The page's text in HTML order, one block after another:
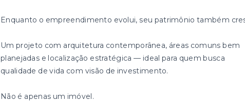
Enquanto o empreendimento evolui, seu patrimônio também
Um projeto com arquitetura contemporânea, áreas comuns bem
planejadas e localização estratégica — ideal para quem busca
qualidade de vida com visão de investimento.
Não é apenas um imóvel.